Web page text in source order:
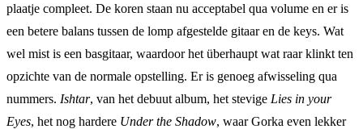
plaatje compleet. De koren staan nu acceptabel qua volume en er is
een betere balans tussen de lomp afgestelde gitaar en de keys. Wat
wel mist is een basgitaar, waardoor het überhaupt wat raar klinkt ten
opzichte van de normale opstelling. Er is genoeg afwisseling qua
nummers. Ishtar, van het debuut album, het stevige Lies in your
Eyes, het nog hardere Under the Shadow, waar Gorka even lekker